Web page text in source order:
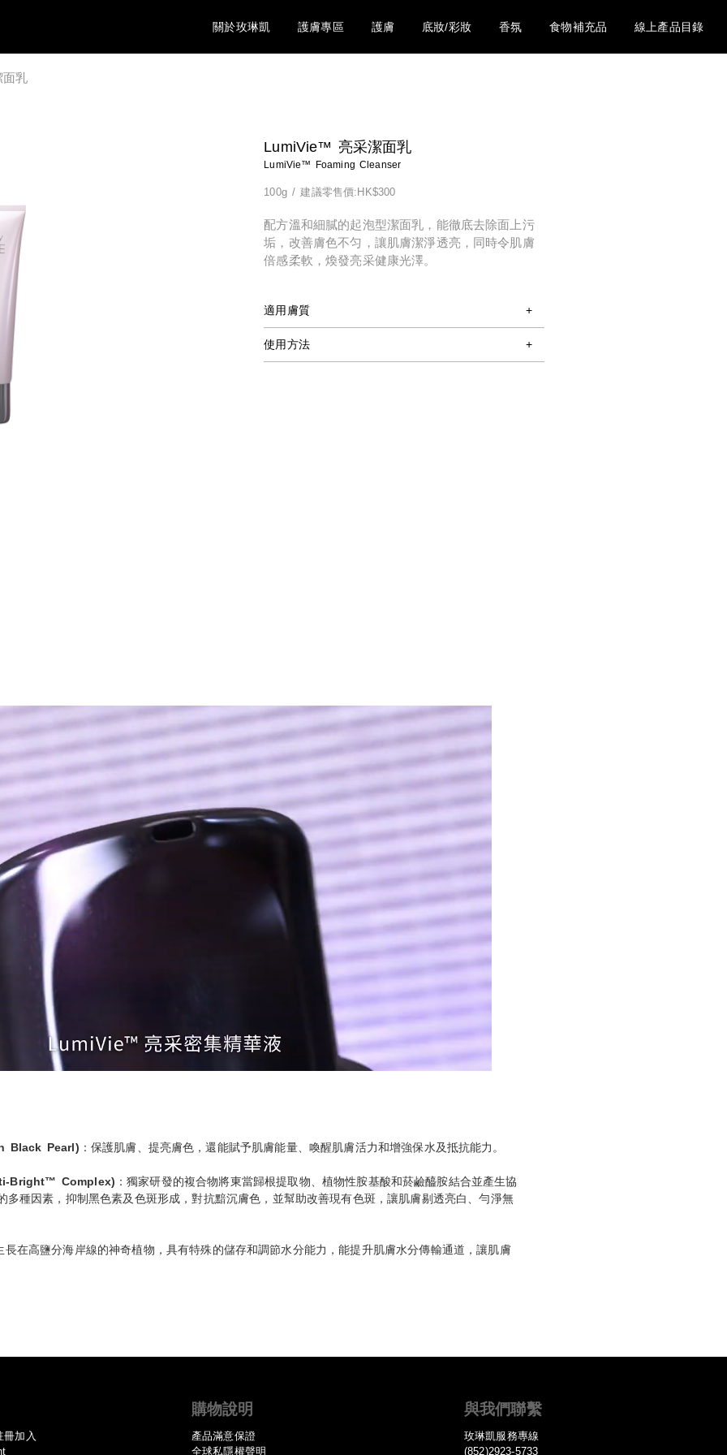
關於玫琳凱 護膚專區 護膚 底妝/彩妝 香氛 食物補充品 線上產品目錄
乳
LumiVie™ 亮采潔面乳
LumiVie™ Foaming Cleanser
100g/ 建議零售價:HK$300
配方溫和細膩的起泡型潔面乳，能徹底去除面上污
垢，改善膚色不匀，讓肌膚潔淨透亮，同時令肌膚
倍感柔軟，煥發亮采健康光澤。
適用膚質
使用方法
Black Pearl) ：保護肌膚、提亮膚色，還能賦予肌膚能量、喚醒肌膚活力和增強保水及抵抗能力。
Bright™ Complex) ：獨家研發的複合物將東當歸根提取物、植物性胺基酸和菸鹼醯胺結合並產生協
多種因素，抑制黑色素及色斑形成，對抗黯沉膚色，並幫助改善現有色斑，讓肌膚剔透亮白、勻淨無
長在高鹽分海岸線的神奇植物，具有特殊的儲存和調節水分能力，能提升肌膚水分傳輸通道，讓肌膚
冊加入
購物說明
產品滿意保證
全球私隱權聲明
與我們聯繫
玫琳凱服務專線
(852)2923-5733